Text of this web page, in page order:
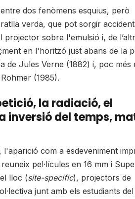
dos fenòmens esquius, però
verda, que pot sorgir
sobre l'emulsió i, de
en l'horitzó just abans de la
de Jules Verne (1882) i, poc més
(1985).
la radiació, el
inversió del temps,
l'aparició com a esdeveniment
pel·lícules en 16 mm i
lloc (site-specific), projectors de
junt amb els estudiants